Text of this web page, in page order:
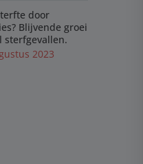
door
Blijvende groei
sterfgevallen.
2023